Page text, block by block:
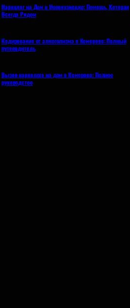
Нарколог на Дом в Новокузнецке: Помощь, Которая
Всегда Рядом
Кодирование от алкоголизма в Кемерово: Полный
путеводитель
Вызов нарколога на дом в Кемерово: Полное
руководство